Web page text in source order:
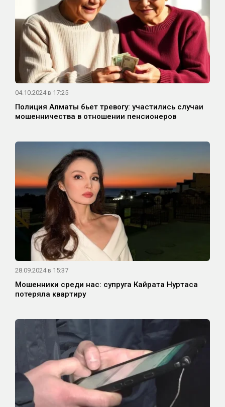
04.10.2024 в 17:25
Полиция Алматы бьет тревогу: участились случаи
мошенничества в отношении пенсионеров
28.09.2024 в 15:37
Мошенники среди нас: супруга Кайрата Нуртаса
потеряла квартиру